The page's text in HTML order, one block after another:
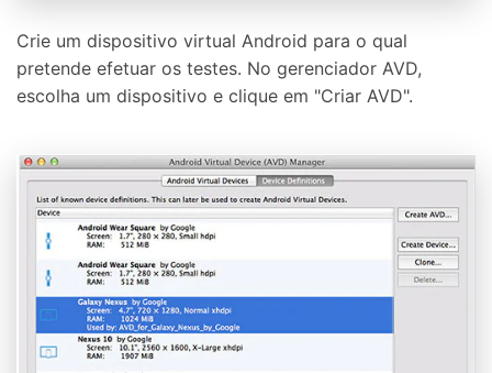
Crie um dispositivo virtual Android para o qual
pretende efetuar os testes. No gerenciador AVD,
escolha um dispositivo e clique em "Criar AVD".